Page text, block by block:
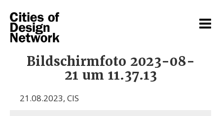
Bildschirmfoto 2023-08-
21 um 11.37.13
21.08.2023, CIS